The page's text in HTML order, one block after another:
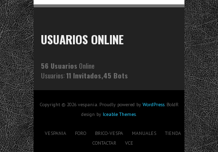
USUARIOS ONLINE
56 Usuarios Online
Usuarios:11 Invitados,45 Bots
Copyright © 2026 vespania. Proudly powered by WordPress. BoldR
design by Iceable Themes.
VESPANIA FORO BRICO-VESPA MANUALES
TIENDA
CONTACTAR
VCE